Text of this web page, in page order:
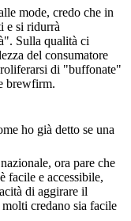
mode, credo che in
e si ridurrà
Sulla qualità ci
del consumatore
di "buffonate"
brewfirm.
ho già detto se una
ora pare che
facile e accessibile,
di aggirare il
credano sia facile